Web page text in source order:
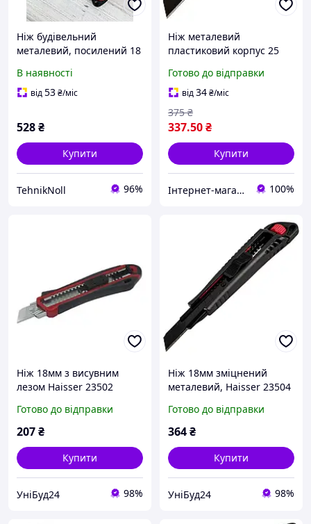
Ніж будівельний
металевий, посилений 18
універсальний
канцелярський
В наявності
від53₴/міс
528₴
Купити
TehnikNoll 96%
Ніж металевий
пластиковий корпус 25
Готово до відправки
від34₴/міс
337.50₴
375 ₴
Купити
Інтернет-магазин інструментів "R-Tools" 100%
Ніж 18мм з висувним
лезом Haisser 23502
Готово до відправки
207₴
Купити
УніБуд24 98%
Ніж 18мм зміцнений
металевий, Haisser 23504
Готово до відправки
364₴
Купити
УніБуд24 98%